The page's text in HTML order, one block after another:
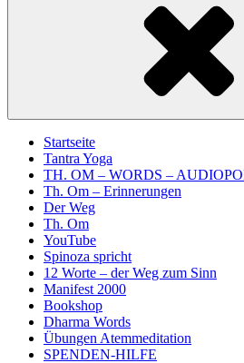
Startseite
Tantra Yoga
TH. OM – WORDS –
Th. Om – Erinnerungen
Der Weg
Th. Om
YouTube
Spinoza spricht
12 Worte – der Weg zum Sinn
Manifest 2000
Bookshop
Dharma Words
Übungen Atemmeditation
SPENDEN-HILFE